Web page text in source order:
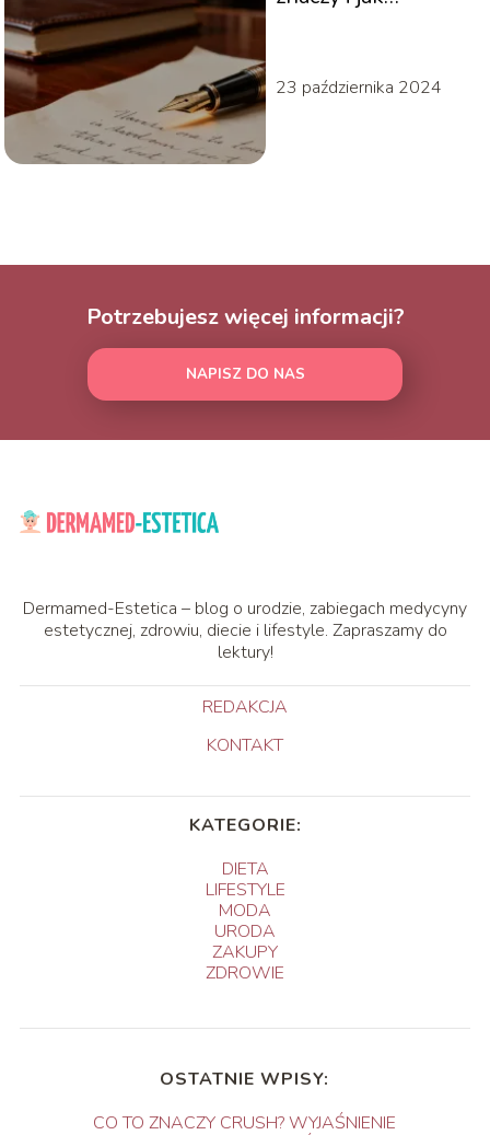
23 października 2024
Potrzebujesz więcej informacji?
NAPISZ DO NAS
Dermamed-Estetica – blog o urodzie, zabiegach medycyny
estetycznej, zdrowiu, diecie i lifestyle. Zapraszamy do
lektury!
REDAKCJA
KONTAKT
KATEGORIE:
DIETA
LIFESTYLE
MODA
URODA
ZAKUPY
ZDROWIE
OSTATNIE WPISY:
CO TO ZNACZY CRUSH? WYJAŚNIENIE